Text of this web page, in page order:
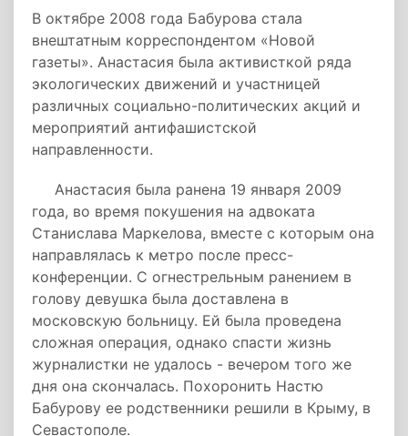
В октябре 2008 года Бабурова стала
внештатным корреспондентом «Новой
газеты». Анастасия была активисткой ряда
экологических движений и участницей
различных социально-политических акций и
мероприятий антифашистской
направленности.
Анастасия была ранена 19 января 2009
года, во время покушения на адвоката
Станислава Маркелова, вместе с которым она
направлялась к метро после пресс-
конференции. С огнестрельным ранением в
голову девушка была доставлена в
московскую больницу. Ей была проведена
сложная операция, однако спасти жизнь
журналистки не удалось - вечером того же
дня она скончалась. Похоронить Настю
Бабурову ее родственники решили в Крыму, в
Севастополе.